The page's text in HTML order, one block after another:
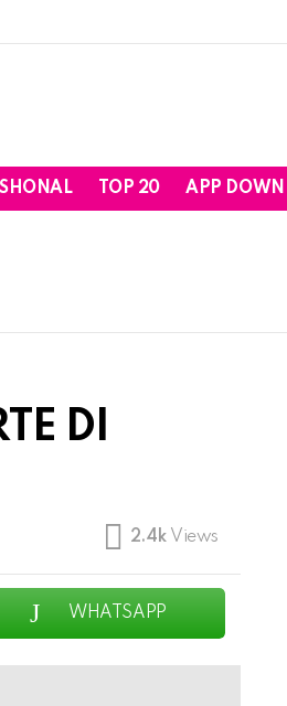
TOP 20 APP
DI
2.4k Views
WHATSAPP